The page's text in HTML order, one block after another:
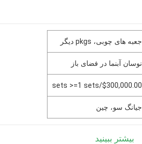
جعبه های چوبی، pkgs دیگر
نوسان آبنما در فضای باز
$300,000.00/sets >=1 sets
جیانگ سو، چین
بیشتر ببینید